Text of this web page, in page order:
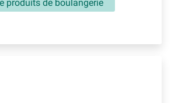
produits de boulangerie